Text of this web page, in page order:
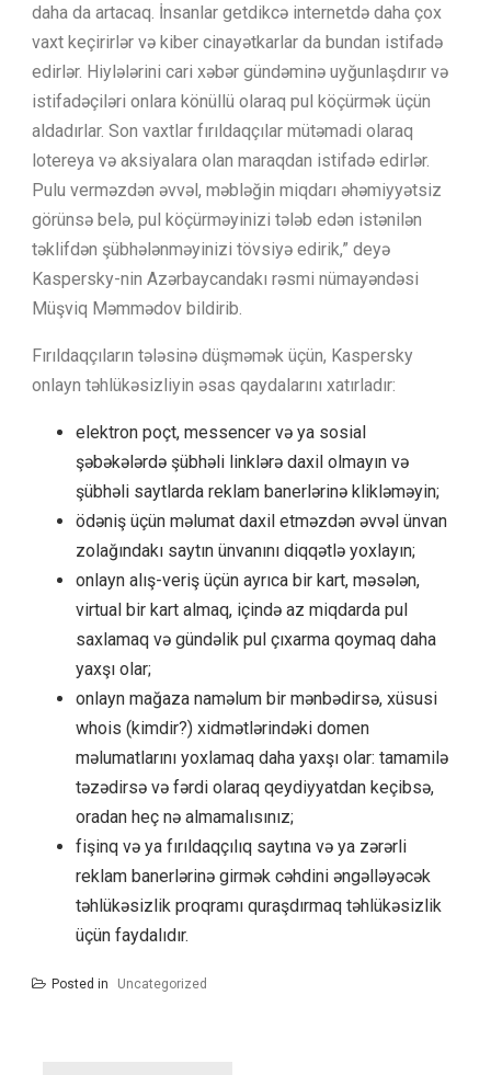
daha da artacaq. İnsanlar getdikcə internetdə daha çox
vaxt keçirirlər və kiber cinayətkarlar da bundan istifadə
edirlər. Hiylələrini cari xəbər gündəminə uyğunlaşdırır və
istifadəçiləri onlara könüllü olaraq pul köçürmək üçün
aldadırlar. Son vaxtlar fırıldaqçılar mütəmadi olaraq
lotereya və aksiyalara olan maraqdan istifadə edirlər.
Pulu verməzdən əvvəl, məbləğin miqdarı əhəmiyyətsiz
görünsə belə, pul köçürməyinizi tələb edən istənilən
təklifdən şübhələnməyinizi tövsiyə edirik,” deyə
Kaspersky-nin Azərbaycandakı rəsmi nümayəndəsi
Müşviq Məmmədov bildirib.
Fırıldaqçıların tələsinə düşməmək üçün, Kaspersky
onlayn təhlükəsizliyin əsas qaydalarını xatırladır:
elektron poçt, messencer və ya sosial
şəbəkələrdə şübhəli linklərə daxil olmayın və
şübhəli saytlarda reklam banerlərinə klikləməyin;
ödəniş üçün məlumat daxil etməzdən əvvəl ünvan
zolağındakı saytın ünvanını diqqətlə yoxlayın;
onlayn alış-veriş üçün ayrıca bir kart, məsələn,
virtual bir kart almaq, içində az miqdarda pul
saxlamaq və gündəlik pul çıxarma qoymaq daha
yaxşı olar;
onlayn mağaza naməlum bir mənbədirsə, xüsusi
whois (kimdir?) xidmətlərindəki domen
məlumatlarını yoxlamaq daha yaxşı olar: tamamilə
təzədirsə və fərdi olaraq qeydiyyatdan keçibsə,
oradan heç nə almamalısınız;
fişinq və ya fırıldaqçılıq saytına və ya zərərli
reklam banerlərinə girmək cəhdini əngəlləyəcək
təhlükəsizlik proqramı quraşdırmaq təhlükəsizlik
üçün faydalıdır.
Posted in Uncategorized